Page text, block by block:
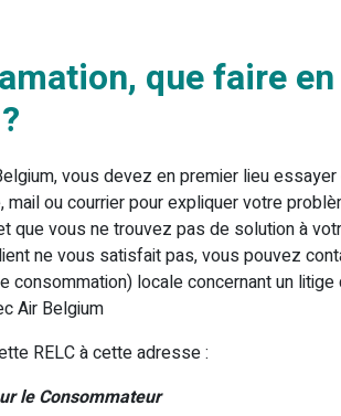
que faire
vous devez en premier lieu
mail ou courrier pour expliquer votre
que vous ne trouvez pas de solution à
ne vous satisfait pas, vous pouvez
consommation) locale concernant un
Air Belgium
RELC à cette adresse :
le Consommateur